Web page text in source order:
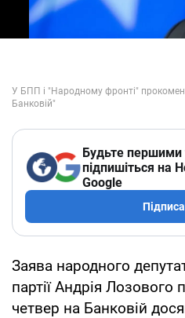
Будьте першими
підпишіться на
Google
Заява народного
партії Андрія Лозового
четвер на Банковій